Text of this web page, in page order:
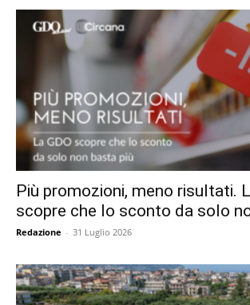
Più promozioni, meno risultati.
scopre che lo sconto da solo
Redazione - 31 Luglio 2026